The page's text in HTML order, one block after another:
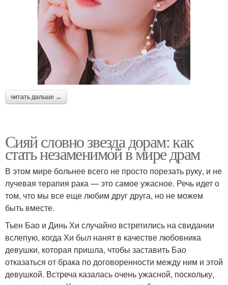
читать дальше →
Сияй словно звезда дорам: как
стать незаменимой в мире драм
В этом мире больнее всего не просто порезать руку, и не
лучевая терапия рака — это самое ужасное. Речь идет о
том, что мы все еще любим друг друга, но не можем
быть вместе.
Тьен Бао и Динь Хи случайно встретились на свидании
вслепую, когда Хи был нанят в качестве любовника
девушки, которая пришла, чтобы заставить Бао
отказаться от брака по договоренности между ним и этой
девушкой. Встреча казалась очень ужасной, поскольку,